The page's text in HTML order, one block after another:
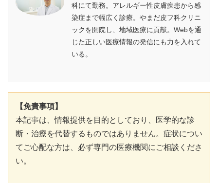
科にて勤務。アレルギー性皮膚疾患から感
染症まで幅広く診療。やまだ皮フ科クリニ
ックを開院し、地域医療に貢献。Webを通
じた正しい医療情報の発信にも力を入れて
いる。
【免責事項】
本記事は、情報提供を目的としており、医学的な診
断・治療を代替するものではありません。症状につい
てご心配な方は、必ず専門の医療機関にご相談くださ
い。